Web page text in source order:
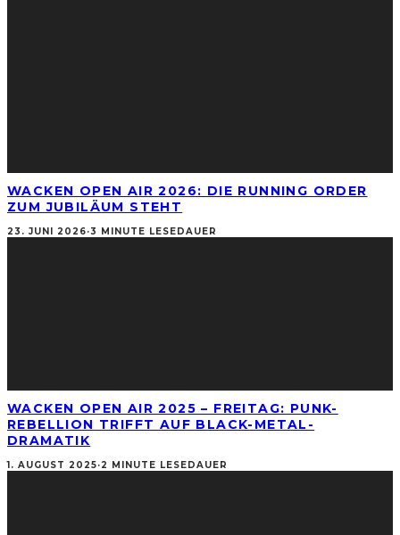
WACKEN OPEN AIR 2026: DIE RUNNING ORDER
ZUM JUBILÄUM STEHT
23. JUNI 2026·3 MINUTE LESEDAUER
WACKEN OPEN AIR 2025 – FREITAG: PUNK-
REBELLION TRIFFT AUF BLACK-METAL-
DRAMATIK
1. AUGUST 2025·2 MINUTE LESEDAUER